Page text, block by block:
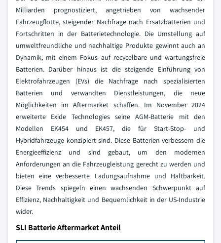
Milliarden prognostiziert, angetrieben von wachsender
Fahrzeugflotte, steigender Nachfrage nach Ersatzbatterien und
Fortschritten in der Batterietechnologie. Die Umstellung auf
umweltfreundliche und nachhaltige Produkte gewinnt auch an
Dynamik, mit einem Fokus auf recycelbare und wartungsfreie
Batterien. Darüber hinaus ist die steigende Einführung von
Elektrofahrzeugen (EVs) die Nachfrage nach spezialisierten
Batterien und verwandten Dienstleistungen, die neue
Möglichkeiten im Aftermarket schaffen. Im November 2024
erweiterte Exide Technologies seine AGM-Batterie mit den
Modellen EK454 und EK457, die für Start-Stop- und
Hybridfahrzeuge konzipiert sind. Diese Batterien verbessern die
Energieeffizienz und sind gebaut, um den modernen
Anforderungen an die Fahrzeugleistung gerecht zu werden und
bieten eine verbesserte Ladungsaufnahme und Haltbarkeit.
Diese Trends spiegeln einen wachsenden Schwerpunkt auf
Effizienz, Nachhaltigkeit und Bequemlichkeit in der US-Industrie
wider.
SLI Batterie Aftermarket Anteil